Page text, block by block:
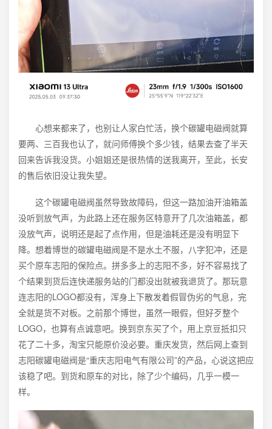
心想来都来了，也别让人家白忙活，换个碳罐电磁阀就算
要两、三百我也认了，就问师傅换个多少钱，结果去查了半天
回来告诉我没货。小姐姐还是很热情的送我离开，至此，长安
的售后依旧没让我失望。
这个碳罐电磁阀虽然导致故障码，但这一路加油开油箱盖
没听到放气声，为此路上还在服务区特意开了几次油箱盖，都
没放气声，说明还是起了点作用，但是油耗还是没有明显下
降。想着博世的碳罐电磁阀是不是水土不服，八字犯冲，还是
买个原车志阳的保险点。拼多多上的志阳不多，好不容易找了
个结果到货后连快递服务站的门都没出就被我退货了。那玩意
连志阳的LOGO都没有，浑身上下散发着假冒伪劣的气息，完
全就是货不对板。之前那个博世，虽然一眼假，但好歹整个
LOGO，也算有点诚意吧。换到京东买了个，用上京豆抵扣只
花了二十多，淘宝只能原价没必要。重庆发货，然后网上查到
志阳碳罐电磁阀是“重庆志阳电气有限公司”的产品，心说这把应
该稳了吧。到货和原车的对比，除了少个编码，几乎一模一
样。